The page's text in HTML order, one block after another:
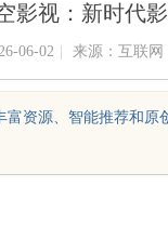
影视：新时代
06-02 来源：互联网
资源、智能推荐和